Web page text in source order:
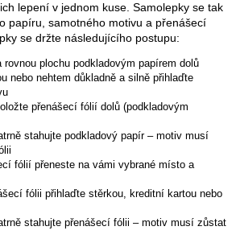
lepení v jednom kuse. Samolepky se tak
papíru, samotného motivu a přenášecí
se držte následujícího postupu:
rovnou plochu podkladovým papírem dolů
nebo nehtem důkladně a silně přihlaďte
přenášecí fólií dolů (podkladovým
stahujte podkladový papír – motiv musí
fólií přeneste na vámi vybrané místo a
fólii přihlaďte stěrkou, kreditní kartou nebo
stahujte přenášecí fólii – motiv musí zůstat